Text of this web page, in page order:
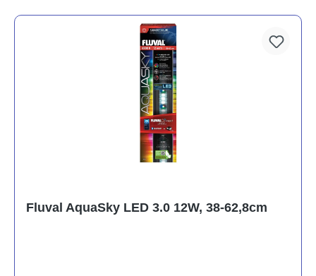
Fluval AquaSky LED 3.0 12W, 38-62,8cm